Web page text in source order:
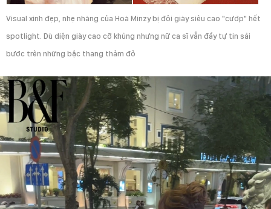
Visual xinh đẹp, nhẹ nhàng của Hoà Minzy bị đôi giày siêu cao "cướp" hết
spotlight. Dù diện giày cao cỡ khủng nhưng nữ ca sĩ vẫn đầy tự tin sải
bước trên những bậc thang thảm đỏ